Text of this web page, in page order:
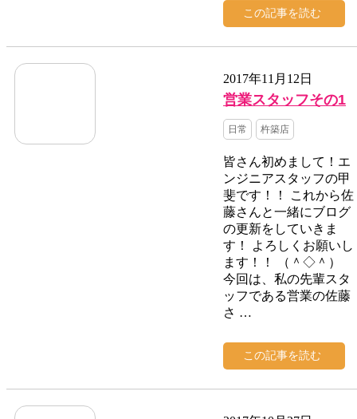
この記事を読む
2017年11月12日
営業スタッフその1
日常 杵築店
皆さん初めまして！エ
ンジニアスタッフの甲
斐です！！ これから佐
藤さんと一緒にブログ
の更新をしていきま
す！ よろしくお願いし
ます！！ （＾◇＾）
今回は、私の先輩スタ
ッフである営業の佐藤
さ …
この記事を読む